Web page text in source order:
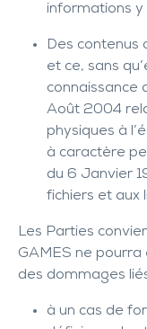
informations y
Des contenus
et ce, sans
connaissance
Août 2004
physiques à
à caractère
du 6 Janvier
fichiers et aux
Les Parties
GAMES ne
des dommages
à un cas de